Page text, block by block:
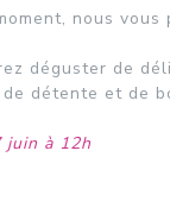
nous
déguster de
détente et de
juin à 12h